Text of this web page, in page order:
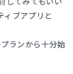
ブアプリと
ランから十分始